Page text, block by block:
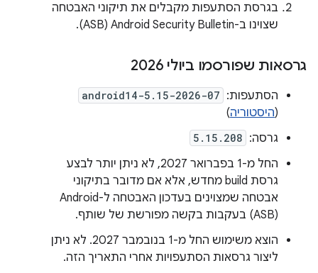
בגרסת הסתעפות מקבלים את תיקוני האבטחה
שצוינו ב-Android Security Bulletin‏ (ASB).
גרסאות שפורסמו ביולי 2026
הסתעפות: android14-5.15-2026-07
(היסטוריה)
גרסה: 5.15.208
החל מ-1 בפברואר 2027, לא ניתן יותר לבצע
גרסת build מחדש, אלא אם מדובר בתיקוני
אבטחה שמצוינים בעדכון האבטחה ל-Android
(ASB) בעקבות בקשה מפורשת של שותף.
הוצא משימוש החל מ-1 בנובמבר 2027. לא ניתן
ליצור גרסאות הסתעפויות אחרי התאריך הזה.